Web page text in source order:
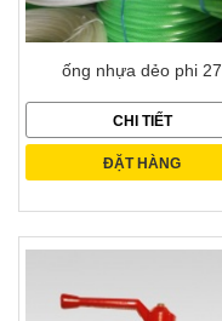
ống nhựa dẻo phi 27
CHI TIẾT
ĐẶT HÀNG